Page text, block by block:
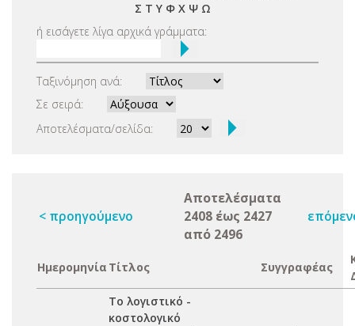
Σ Τ Υ Φ Χ Ψ Ω
ή εισάγετε λίγα αρχικά γράμματα:
Ταξινόμηση ανά:
Σε σειρά:
Αποτελέσματα/σελίδα:
< προηγούμενο
Αποτελέσματα
2408 έως 2427
από 2496
Ημερομηνία Τίτλος Συγγραφέας
Το λογιστικό -
κοστολογικό